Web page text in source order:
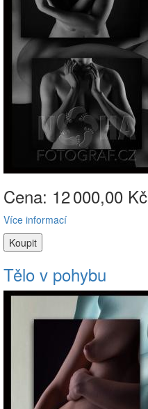
Cena: 12000,00 Kč
Více informací
Tělo v pohybu